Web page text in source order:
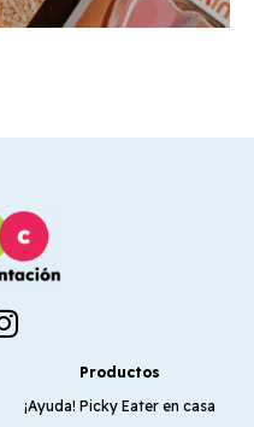
Productos
¡Ayuda! Picky Eater en casa